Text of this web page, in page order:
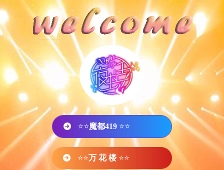
⭐⭐魔都419 ⭐⭐
⭐⭐万 花 楼 ⭐⭐